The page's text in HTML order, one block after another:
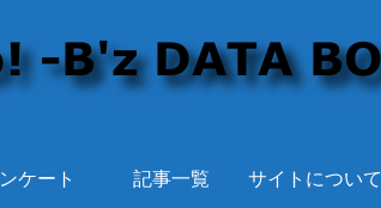
ケート 記事一覧 サイトについて